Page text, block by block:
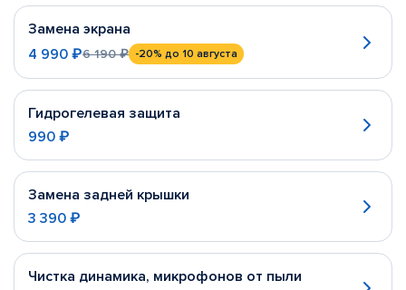
Замена экрана
4 990 ₽6 190 ₽ -20% до 10 августа
Гидрогелевая защита
990 ₽
Замена задней крышки
3 390 ₽
Чистка динамика, микрофонов от пыли